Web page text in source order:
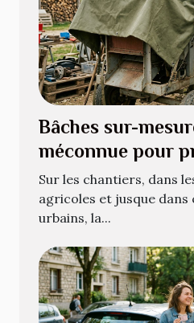
Bâches sur-
méconnue pour
équipements
Sur les chantiers, dans
agricoles et jusque
urbains, la...